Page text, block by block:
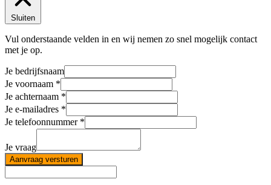
Sluiten
Vul onderstaande velden in en wij nemen zo snel mogelijk contact
met je op.
Je bedrijfsnaam
Je voornaam
Je achternaam
Je e-mailadres
Je telefoonnummer
Je vraag
Aanvraag versturen